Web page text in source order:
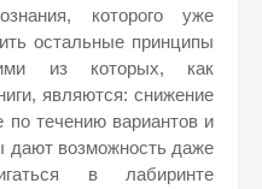
которого уже
остальные принципы
из которых, как
являются: снижение
по течению вариантов и
дают возможность даже
в лабиринте